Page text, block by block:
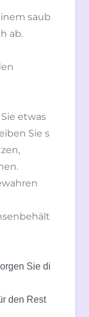
saub
ab.
etwas
Sie s
Sie di
den Rest